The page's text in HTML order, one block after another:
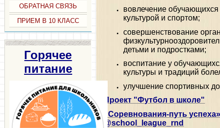
ОБРАТНАЯ СВЯЗЬ
ПРИЕМ В 10 КЛАСС
Горячее
питание
вовлечение обучающихся
культурой и спортом;
совершенствование
детьми и подростками;
воспитание у
культуры и традиций
улучшение спортивных
Проект "Футбол в школе"
«Соревнования-путь
@school_league_rnd